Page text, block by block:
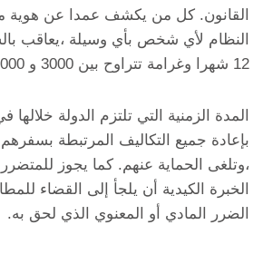
القانون. كل من يكشف عمدا عن هوية
النظام لأي شخص بأي وسيلة ،يعاقب
12 شهرا وغرامة تتراوح بين 3000 و 6000.
المدة الزمنية التي تلتزم الدولة
بإعادة جميع التكاليف المرتبطة بسفرهم
،وتلغى الحماية عنهم. كما يجوز
الخبرة الكيدية أن يلجأ إلى القضاء
الضرر المادي أو المعنوي الذي لحق به.